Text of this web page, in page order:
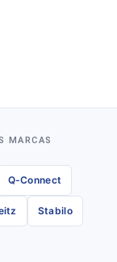
MARCAS
Q-Connect
Stabilo